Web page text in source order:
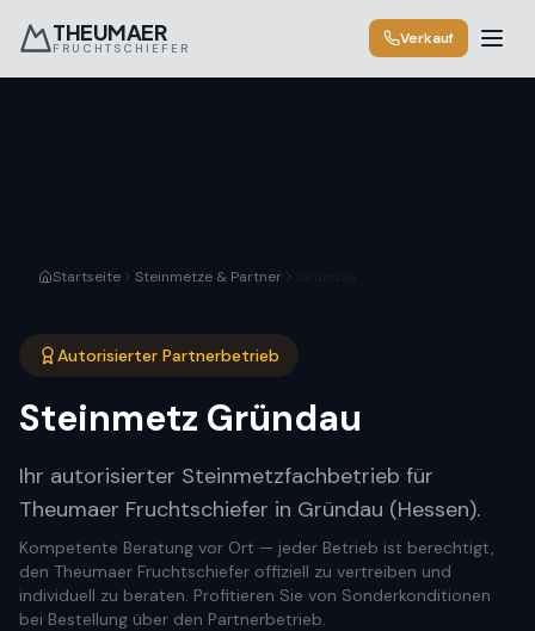
THEUMAER
FRUCHTSCHIEFER
Verkauf
Startseite Steinmetze & Partner
Autorisierter Partnerbetrieb
Steinmetz Gründau
Ihr autorisierter Steinmetzfachbetrieb für
Theumaer Fruchtschiefer in Gründau (Hessen).
Kompetente Beratung vor Ort — jeder Betrieb ist berechtigt,
den Theumaer Fruchtschiefer offiziell zu vertreiben und
individuell zu beraten. Profitieren Sie von Sonderkonditionen
bei Bestellung über den Partnerbetrieb.